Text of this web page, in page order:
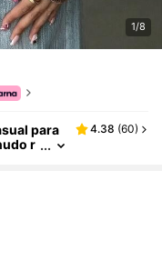
1/8
para
r
4.38 (60)